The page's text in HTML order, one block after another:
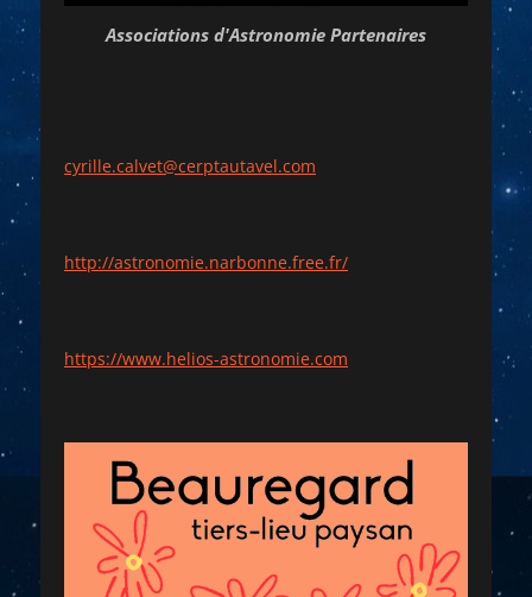
Associations d'Astronomie Partenaires
cyrille.calvet@cerptautavel.com
http://astronomie.narbonne.free.fr/
https://www.helios-astronomie.com